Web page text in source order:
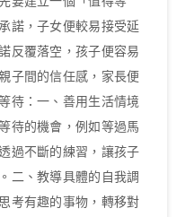
諾，子女便較易接受延
反覆落空，孩子便容易
子間的信任感，家長便
待：一、善用生活情境
待的機會，例如等過馬
過不斷的練習，讓孩子
二、教導具體的自我調
考有趣的事物，轉移對